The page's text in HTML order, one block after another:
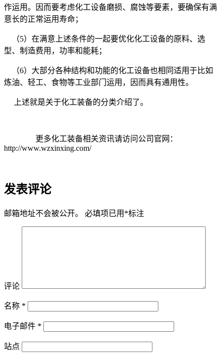
作运用。因而要考虑化工设备磨损、腐蚀等要素，要确保有满
意长的正常运用寿命；
（5）在满意上述条件的一起要优化化工设备的原料、选
型、制造费用，功率和能耗；
（6）大部分各种结构和功能的化工设备也相同适用于比如
炼油、轻工、食物等工业部门运用，因而具有通用性。
上述就是关于化工装备的分类介绍了。
更多化工装备相关资讯请访问公司官网：
http://www.wzxinxing.com/
发表评论
邮箱地址不会被公开。 必填项已用 *标注
评论
名称 *
电子邮件 *
站点